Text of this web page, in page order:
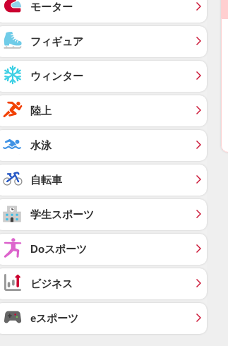
モーター
フィギュア
ウィンター
陸上
水泳
自転車
学生スポーツ
Doスポーツ
ビジネス
eスポーツ